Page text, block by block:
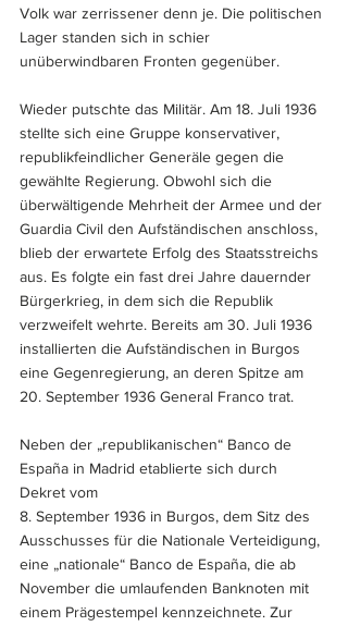
Volk war zerrissener denn je. Die politischen
Lager standen sich in schier
unüberwindbaren Fronten gegenüber.
Wieder putschte das Militär. Am 18. Juli 1936
stellte sich eine Gruppe konservativer,
republikfeindlicher Generäle gegen die
gewählte Regierung. Obwohl sich die
überwältigende Mehrheit der Armee und der
Guardia Civil den Aufständischen anschloss,
blieb der erwartete Erfolg des Staatsstreichs
aus. Es folgte ein fast drei Jahre dauernder
Bürgerkrieg, in dem sich die Republik
verzweifelt wehrte. Bereits am 30. Juli 1936
installierten die Aufständischen in Burgos
eine Gegenregierung, an deren Spitze am
20. September 1936 General Franco trat.
Neben der „republikanischen“ Banco de
España in Madrid etablierte sich durch
Dekret vom
8. September 1936 in Burgos, dem Sitz des
Ausschusses für die Nationale Verteidigung,
eine „nationale“ Banco de España, die ab
November die umlaufenden Banknoten mit
einem Prägestempel kennzeichnete. Zur